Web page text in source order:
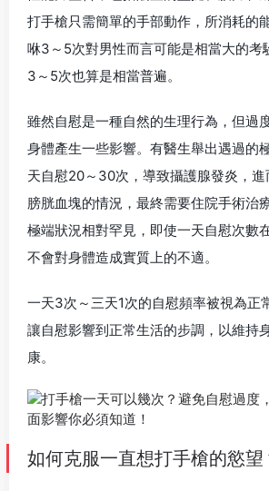
打手槍只需簡單的手部動作，所消耗的
咻3～5次對男性而言可能是相當大的考
3～5次也算是相當普遍。
雖然自慰是一種自然的生理行為，但過
身體產生一些影響。有醫生舉出遇過的
天自慰20～30次，導致攝護腺發炎，
膀胱血塊的情況，最終需要住院手術治
極端狀況相對罕見，即使一天自慰次數
不會對身體造成實質上的不適。
一天3次～三天1次的自慰頻率被視為正
讓自慰影響到正常生活的步調，以維持
康。
如何克服一直想打手槍的慾望